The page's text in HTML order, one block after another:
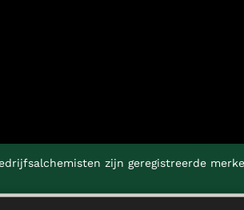
zijn geregistreerde